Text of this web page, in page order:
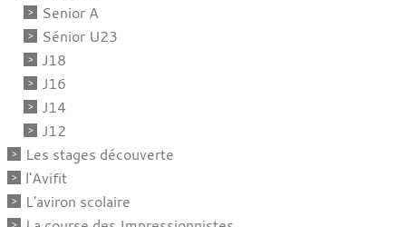
Senior A
Sénior U23
J18
J16
J14
J12
Les stages découverte
l'Avifit
L'aviron scolaire